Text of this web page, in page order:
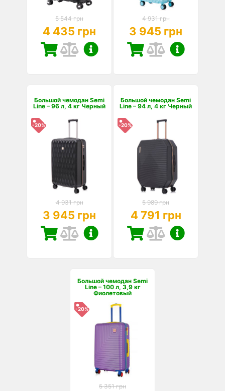
5 544 грн
4 435 грн
4 931 грн
3 945 грн
Большой чемодан Semi
Line – 96 л, 4 кг Черный
-20%
4 931 грн
3 945 грн
Большой чемодан Semi
Line – 94 л, 4 кг Черный
-20%
5 989 грн
4 791 грн
Большой чемодан Semi
Line – 100 л, 3,9 кг
Фиолетовый
-20%
5 351 грн